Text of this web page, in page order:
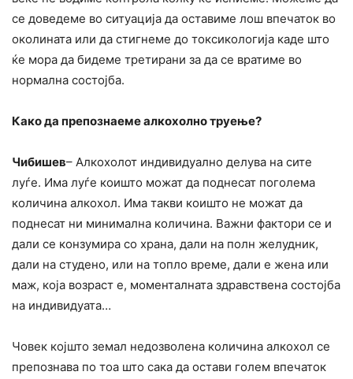
се доведеме во ситуација да оставиме лош впечаток во
околината или да стигнеме до токсикологија каде што
ќе мора да бидеме третирани за да се вратиме во
нормална состојба.
Како да препознаеме алкохолно труење?
Чибишев– Алкохолот индивидуално делува на сите
луѓе. Има луѓе коишто можат да поднесат поголема
количина алкохол. Има такви коишто не можат да
поднесат ни минимална количина. Важни фактори се и
дали се конзумира со храна, дали на полн желудник,
дали на студено, или на топло време, дали е жена или
маж, која возраст е, моменталната здравствена состојба
на индивидуата…
Човек којшто земал недозволена количина алкохол се
препознава по тоа што сака да остави голем впечаток